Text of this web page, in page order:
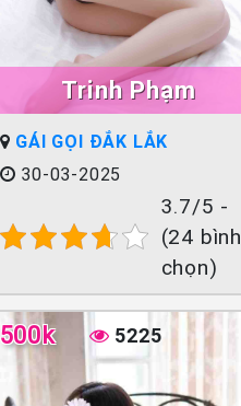
Trinh Phạm
GÁI GỌI ĐẮK LẮK
30-03-2025
3.7/5 -
(24 bình
chọn)
500k 5225